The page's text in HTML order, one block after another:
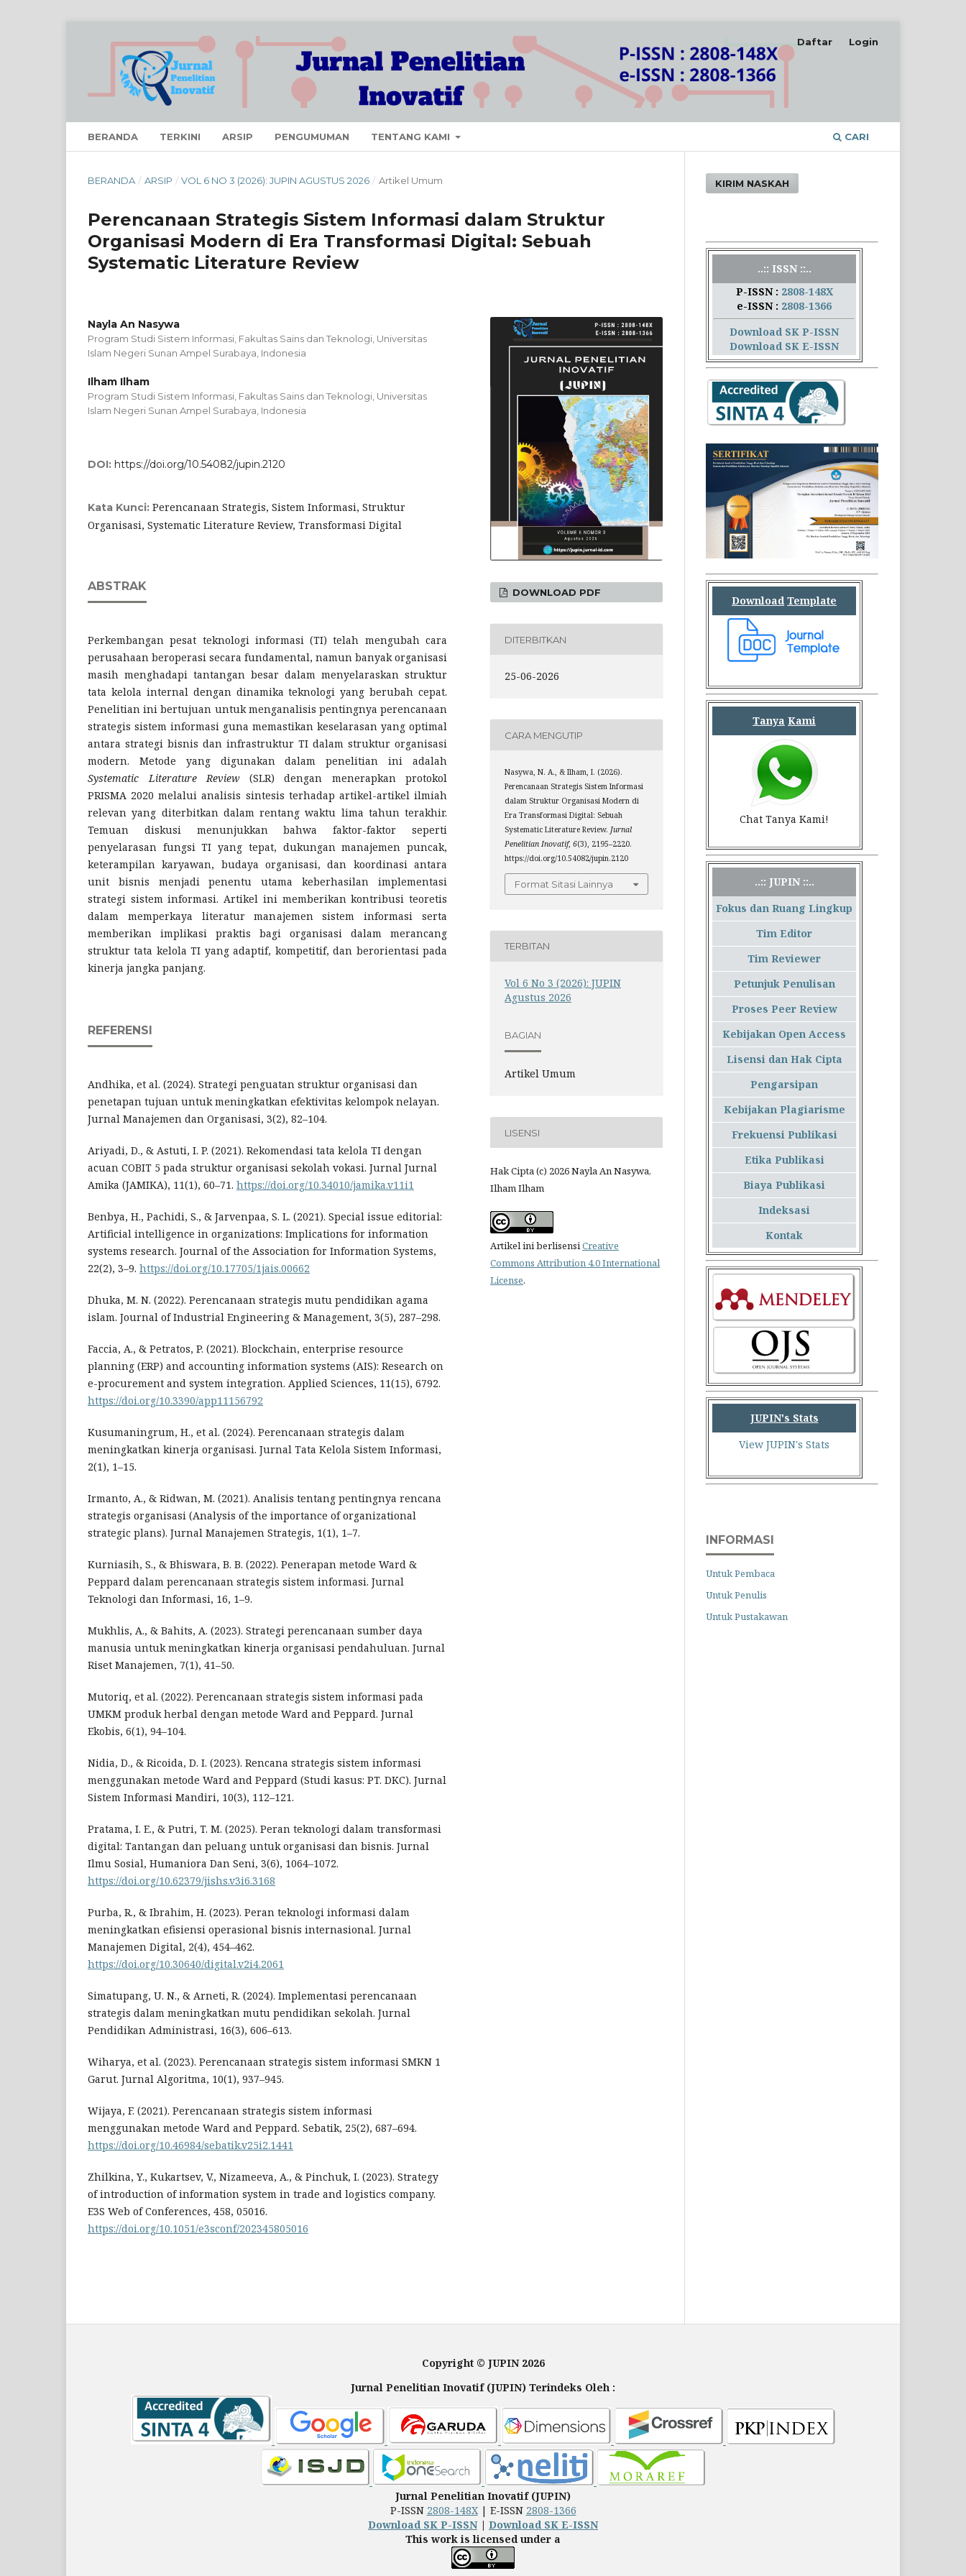
BERANDA TERKINI ARSIP PENGUMUMAN TENTANG KAMI CARI
Daftar Login
BERANDA / ARSIP / VOL 6 NO 3 (2026): JUPIN AGUSTUS 2026 / Artikel Umum
Perencanaan Strategis Sistem Informasi dalam Struktur
Organisasi Modern di Era Transformasi Digital: Sebuah
Systematic Literature Review
Nayla An Nasywa
Program Studi Sistem Informasi, Fakultas Sains dan Teknologi, Universitas
Islam Negeri Sunan Ampel Surabaya, Indonesia
Ilham Ilham
Program Studi Sistem Informasi, Fakultas Sains dan Teknologi, Universitas
Islam Negeri Sunan Ampel Surabaya, Indonesia
DOI: https://doi.org/10.54082/jupin.2120
Kata Kunci: Perencanaan Strategis, Sistem Informasi, Struktur
Organisasi, Systematic Literature Review, Transformasi Digital
ABSTRAK
Perkembangan pesat teknologi informasi (TI) telah mengubah cara
perusahaan beroperasi secara fundamental, namun banyak organisasi
masih menghadapi tantangan besar dalam menyelaraskan struktur
tata kelola internal dengan dinamika teknologi yang berubah cepat.
Penelitian ini bertujuan untuk menganalisis pentingnya perencanaan
strategis sistem informasi guna memastikan keselarasan yang optimal
antara strategi bisnis dan infrastruktur TI dalam struktur organisasi
modern. Metode yang digunakan dalam penelitian ini adalah
Systematic Literature Review(SLR) dengan menerapkan protokol
PRISMA 2020 melalui analisis sintesis terhadap artikel-artikel ilmiah
relevan yang diterbitkan dalam rentang waktu lima tahun terakhir.
Temuan diskusi menunjukkan bahwa faktor-faktor seperti
penyelarasan fungsi TI yang tepat, dukungan manajemen puncak,
keterampilan karyawan, budaya organisasi, dan koordinasi antara
unit bisnis menjadi penentu utama keberhasilan implementasi
strategi sistem informasi. Artikel ini memberikan kontribusi teoretis
dalam memperkaya literatur manajemen sistem informasi serta
memberikan implikasi praktis bagi organisasi dalam merancang
struktur tata kelola TI yang adaptif, kompetitif, dan berorientasi pada
kinerja jangka panjang.
REFERENSI
Andhika, et al. (2024). Strategi penguatan struktur organisasi dan
penetapan tujuan untuk meningkatkan efektivitas kelompok nelayan.
Jurnal Manajemen dan Organisasi, 3(2), 82–104.
Ariyadi, D., & Astuti, I. P. (2021). Rekomendasi tata kelola TI dengan
acuan COBIT 5 pada struktur organisasi sekolah vokasi. Jurnal Jurnal
Amika (JAMIKA), 11(1), 60–71. https://doi.org/10.34010/jamika.v11i1
Benbya, H., Pachidi, S., & Jarvenpaa, S. L. (2021). Special issue editorial:
Artificial intelligence in organizations: Implications for information
systems research. Journal of the Association for Information Systems,
22(2), 3–9. https://doi.org/10.17705/1jais.00662
Dhuka, M. N. (2022). Perencanaan strategis mutu pendidikan agama
islam. Journal of Industrial Engineering & Management, 3(5), 287–298.
Faccia, A., & Petratos, P. (2021). Blockchain, enterprise resource
planning (ERP) and accounting information systems (AIS): Research on
e-procurement and system integration. Applied Sciences, 11(15), 6792.
https://doi.org/10.3390/app11156792
Kusumaningrum, H., et al. (2024). Perencanaan strategis dalam
meningkatkan kinerja organisasi. Jurnal Tata Kelola Sistem Informasi,
2(1), 1–15.
Irmanto, A., & Ridwan, M. (2021). Analisis tentang pentingnya rencana
strategis organisasi (Analysis of the importance of organizational
strategic plans). Jurnal Manajemen Strategis, 1(1), 1–7.
Kurniasih, S., & Bhiswara, B. B. (2022). Penerapan metode Ward &
Peppard dalam perencanaan strategis sistem informasi. Jurnal
Teknologi dan Informasi, 16, 1–9.
Mukhlis, A., & Bahits, A. (2023). Strategi perencanaan sumber daya
manusia untuk meningkatkan kinerja organisasi pendahuluan. Jurnal
Riset Manajemen, 7(1), 41–50.
Mutoriq, et al. (2022). Perencanaan strategis sistem informasi pada
UMKM produk herbal dengan metode Ward and Peppard. Jurnal
Ekobis, 6(1), 94–104.
Nidia, D., & Ricoida, D. I. (2023). Rencana strategis sistem informasi
menggunakan metode Ward and Peppard (Studi kasus: PT. DKC). Jurnal
Sistem Informasi Mandiri, 10(3), 112–121.
Pratama, I. E., & Putri, T. M. (2025). Peran teknologi dalam transformasi
digital: Tantangan dan peluang untuk organisasi dan bisnis. Jurnal
Ilmu Sosial, Humaniora Dan Seni, 3(6), 1064–1072.
https://doi.org/10.62379/jishs.v3i6.3168
Purba, R., & Ibrahim, H. (2023). Peran teknologi informasi dalam
meningkatkan efisiensi operasional bisnis internasional. Jurnal
Manajemen Digital, 2(4), 454–462.
https://doi.org/10.30640/digital.v2i4.2061
Simatupang, U. N., & Arneti, R. (2024). Implementasi perencanaan
strategis dalam meningkatkan mutu pendidikan sekolah. Jurnal
Pendidikan Administrasi, 16(3), 606–613.
Wiharya, et al. (2023). Perencanaan strategis sistem informasi SMKN 1
Garut. Jurnal Algoritma, 10(1), 937–945.
Wijaya, F. (2021). Perencanaan strategis sistem informasi
menggunakan metode Ward and Peppard. Sebatik, 25(2), 687–694.
https://doi.org/10.46984/sebatik.v25i2.1441
Zhilkina, Y., Kukartsev, V., Nizameeva, A., & Pinchuk, I. (2023). Strategy
of introduction of information system in trade and logistics company.
E3S Web of Conferences, 458, 05016.
https://doi.org/10.1051/e3sconf/202345805016
DOWNLOAD PDF
DITERBITKAN
25-06-2026
CARA MENGUTIP
Nasywa, N. A., & Ilham, I. (2026).
Perencanaan Strategis Sistem Informasi
dalam Struktur Organisasi Modern di
Era Transformasi Digital: Sebuah
Systematic Literature Review.Jurnal
Penelitian Inovatif,6(3), 2195–2220.
https://doi.org/10.54082/jupin.2120
Format Sitasi Lainnya
TERBITAN
Vol 6 No 3 (2026): JUPIN
Agustus 2026
BAGIAN
Artikel Umum
LISENSI
Hak Cipta (c) 2026 Nayla An Nasywa,
Ilham Ilham
Artikel ini berlisensiCreative
Commons Attribution 4.0 International
License.
KIRIM NASKAH
..:: ISSN ::..
P-ISSN : 2808-148X
e-ISSN : 2808-1366
Download SK P-ISSN
Download SK E-ISSN
Download Template
Tanya Kami
Chat Tanya Kami!
..:: JUPIN ::..
Fokus dan Ruang Lingkup
Tim Editor
Tim Reviewer
Petunjuk Penulisan
Proses Peer Review
Kebijakan Open Access
Lisensi dan Hak Cipta
Pengarsipan
Kebijakan Plagiarisme
Frekuensi Publikasi
Etika Publikasi
Biaya Publikasi
Indeksasi
Kontak
JUPIN's Stats
View JUPIN's Stats
INFORMASI
Untuk Pembaca
Untuk Penulis
Untuk Pustakawan
Copyright © JUPIN 2026
Jurnal Penelitian Inovatif (JUPIN) Terindeks Oleh :
Jurnal Penelitian Inovatif (JUPIN)
P-ISSN 2808-148X| E-ISSN 2808-1366
Download SK P-ISSN| Download SK E-ISSN
This work is licensed under a